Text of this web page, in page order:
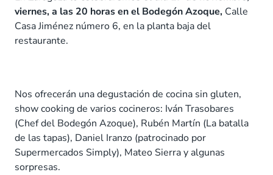
viernes, a las 20 horas en el Bodegón Azoque, Calle
Casa Jiménez número 6, en la planta baja del
restaurante.
Nos ofrecerán una degustación de cocina sin gluten,
show cooking de varios cocineros: Iván Trasobares
(Chef del Bodegón Azoque), Rubén Martín (La batalla
de las tapas), Daniel Iranzo (patrocinado por
Supermercados Simply), Mateo Sierra y algunas
sorpresas.